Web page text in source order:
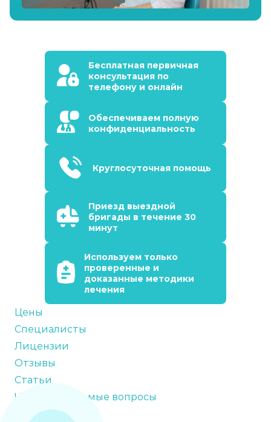
Бесплатная первичная
консультация по
телефону и онлайн
Обеспечиваем полную
конфиденциальность
Круглосуточная помощь
Приезд выездной
бригады в течение 30
минут
Используем только
проверенные и
доказанные методики
лечения
Цены
Специалисты
Лицензии
Отзывы
Статьи
Часто задаваемые вопросы